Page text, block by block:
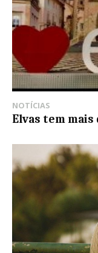
NOTÍCIAS
Elvas tem mais